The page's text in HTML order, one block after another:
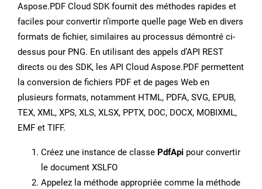
Aspose.PDF Cloud SDK fournit des méthodes rapides et
faciles pour convertir n’importe quelle page Web en divers
formats de fichier, similaires au processus démontré ci-
dessus pour PNG. En utilisant des appels d’API REST
directs ou des SDK, les API Cloud Aspose.PDF permettent
la conversion de fichiers PDF et de pages Web en
plusieurs formats, notamment HTML, PDFA, SVG, EPUB,
TEX, XML, XPS, XLS, XLSX, PPTX, DOC, DOCX, MOBIXML,
EMF et TIFF.
Créez une instance de classe PdfApi pour convertir
le document XSLFO
Appelez la méthode appropriée comme la méthode